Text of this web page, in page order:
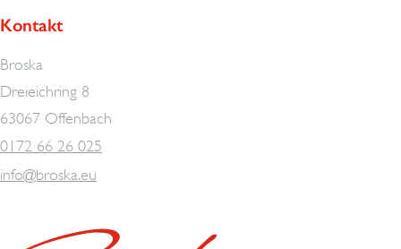
Kontakt
Broska
Dreieichring 8
63067 Offenbach
0172 66 26 025
info@broska.eu